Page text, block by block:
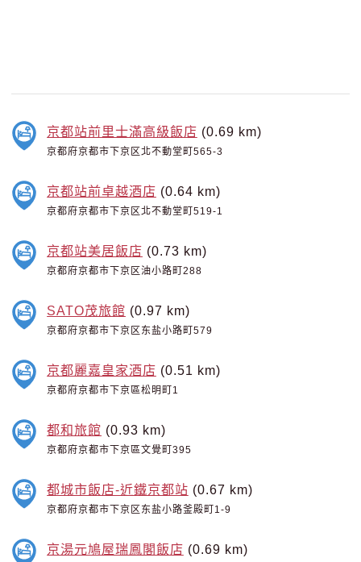
京都站前里士滿高級飯店 (0.69 km)
京都府京都市下京区北不動堂町565-3
京都站前卓越酒店 (0.64 km)
京都府京都市下京区北不動堂町519-1
京都站美居飯店 (0.73 km)
京都府京都市下京区油小路町288
SATO茂旅館 (0.97 km)
京都府京都市下京区东盐小路町579
京都麗嘉皇家酒店 (0.51 km)
京都府京都市下京區松明町1
都和旅館 (0.93 km)
京都府京都市下京區文覺町395
都城市飯店-近鐵京都站 (0.67 km)
京都府京都市下京区东盐小路釜殿町1-9
京湯元鳩屋瑞鳳閣飯店 (0.69 km)